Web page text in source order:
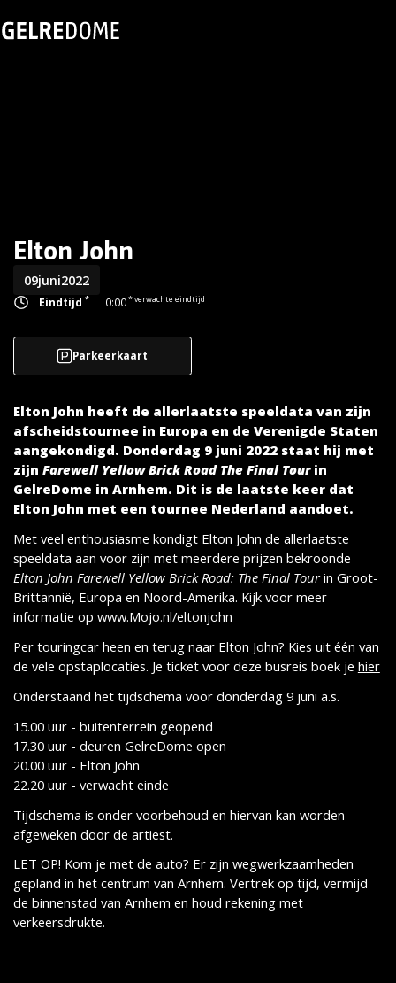
Elton John
09juni2022
Eindtijd* 0:00* verwachte eindtijd
Parkeerkaart
Elton John heeft de allerlaatste speeldata van zijn
afscheidstournee in Europa en de Verenigde Staten
aangekondigd. Donderdag 9 juni 2022 staat hij met
zijn Farewell Yellow Brick Road The Final Tourin
GelreDome in Arnhem. Dit is de laatste keer dat
Elton John met een tournee Nederland aandoet.
Met veel enthousiasme kondigt Elton John de allerlaatste
speeldata aan voor zijn met meerdere prijzen bekroonde
Elton John Farewell Yellow Brick Road: The Final Tourin Groot-
Brittannië, Europa en Noord-Amerika. Kijk voor meer
informatie op www.Mojo.nl/eltonjohn
Per touringcar heen en terug naar Elton John? Kies uit één van
de vele opstaplocaties. Je ticket voor deze busreis boek je hier
Onderstaand het tijdschema voor donderdag 9 juni a.s.
15.00 uur - buitenterrein geopend
17.30 uur - deuren GelreDome open
20.00 uur - Elton John
22.20 uur - verwacht einde
Tijdschema is onder voorbehoud en hiervan kan worden
afgeweken door de artiest.
LET OP! Kom je met de auto? Er zijn wegwerkzaamheden
gepland in het centrum van Arnhem. Vertrek op tijd, vermijd
de binnenstad van Arnhem en houd rekening met
verkeersdrukte.